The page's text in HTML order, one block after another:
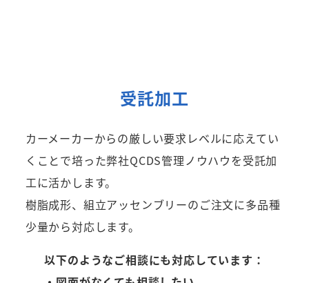
受託加工
カーメーカーからの厳しい要求レベルに応えてい
くことで培った弊社QCDS管理ノウハウを受託加
工に活かします。
樹脂成形、組立アッセンブリーのご注文に多品種
少量から対応します。
以下のようなご相談にも対応しています：